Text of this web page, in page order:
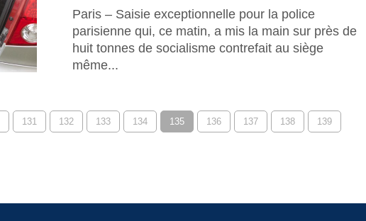
Paris – Saisie exceptionnelle pour la police
parisienne qui, ce matin, a mis la main sur près de
huit tonnes de socialisme contrefait au siège
même...
131 132 133 134 135 136 137 138 139